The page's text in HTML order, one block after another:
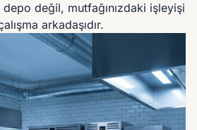
değil, mutfağınızdaki işleyişi
arkadaşıdır.